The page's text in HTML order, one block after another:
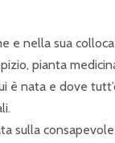
e nella sua
pianta
è nata e dove
sulla